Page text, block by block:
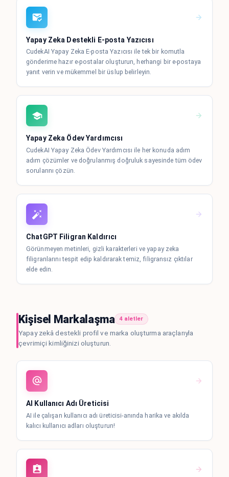
Yapay Zeka Destekli E-posta Yazıcısı
CudekAI Yapay Zeka E-posta Yazıcısı ile tek bir komutla
gönderime hazır e-postalar oluşturun, herhangi bir e-postaya
yanıt verin ve mükemmel bir üslup belirleyin.
Yapay Zeka Ödev Yardımcısı
CudekAI Yapay Zeka Ödev Yardımcısı ile her konuda adım
adım çözümler ve doğrulanmış doğruluk sayesinde tüm ödev
sorularını çözün.
ChatGPT Filigran Kaldırıcı
Görünmeyen metinleri, gizli karakterleri ve yapay zeka
filigranlarını tespit edip kaldırarak temiz, filigransız çıktılar
elde edin.
Kişisel Markalaşma 4 aletler
Yapay zekâ destekli profil ve marka oluşturma araçlarıyla
çevrimiçi kimliğinizi oluşturun.
AI Kullanıcı Adı Üreticisi
AI ile çalışan kullanıcı adı üreticisi-anında harika ve akılda
kalıcı kullanıcı adları oluşturun!